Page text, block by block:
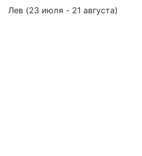
Лев (23 июля - 21 августа)